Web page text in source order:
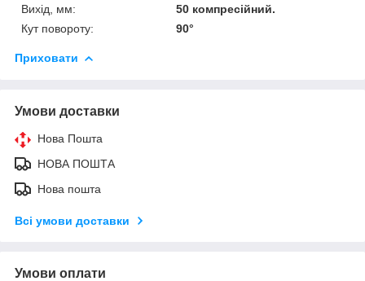
Вихід, мм:
50 компресійний.
Кут повороту:
90°
Приховати
Умови доставки
Нова Пошта
НОВА ПОШТА
Нова пошта
Всі умови доставки
Умови оплати